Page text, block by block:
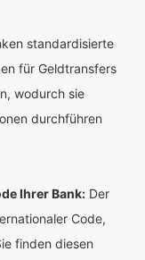
standardisierte
für Geldtransfers
wodurch sie
durchführen
Ihrer Bank: Der
Code,
finden diesen